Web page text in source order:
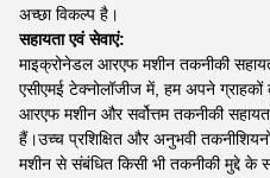
अच्छा विकल्प है।
सहायता एवं सेवाएं:
माइक्रोनेडल आरएफ मशीन तकनीकी
एसीएमई टेक्नोलॉजीज में, हम अपने ग्राहकों
आरएफ मशीन और सर्वोत्तम तकनीकी
हैं।उच्च प्रशिक्षित और अनुभवी
मशीन से संबंधित किसी भी तकनीकी मुद्दे